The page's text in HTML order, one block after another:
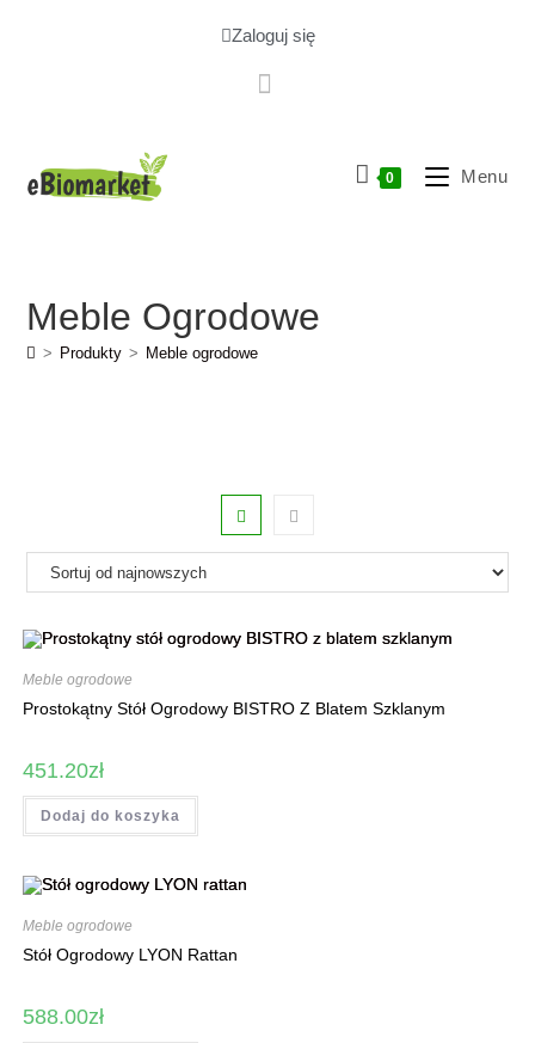
Zaloguj się
0 Menu
Meble Ogrodowe
> Produkty > Meble ogrodowe
Meble ogrodowe
Prostokątny Stół Ogrodowy BISTRO Z Blatem Szklanym
451.20zł
Dodaj do koszyka
Meble ogrodowe
Stół Ogrodowy LYON Rattan
588.00zł